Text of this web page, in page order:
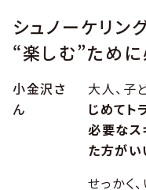
シュノーケリン
“楽しむ”ため
小金沢さ
ん
大人、子
じめてト
必要なス
た方がい
せっかく